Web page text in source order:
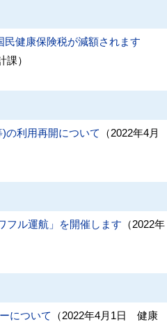
健康保険税が減額されます
課）
の利用再開について （2022年4月
フル運航」を開催します （2022年
について （2022年4月1日
健康